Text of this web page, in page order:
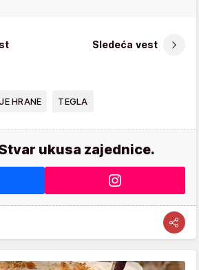
Sledeća vest
HRANE TEGLA
ukusa zajednice.